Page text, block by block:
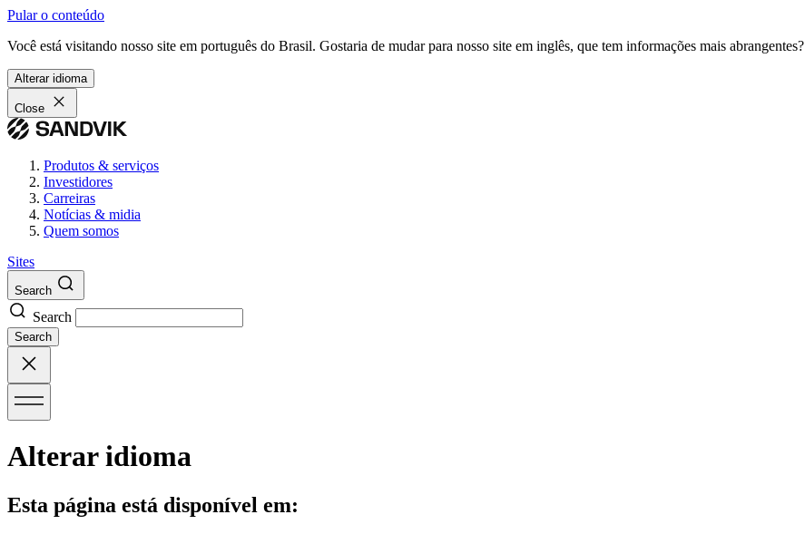
Pular o conteúdo
Você está visitando nosso site em português do Brasil. Gostaria de mudar para nosso site em inglês, que tem informações mais abrangentes?
Alterar idioma
Close
Produtos & serviços
Investidores
Carreiras
Notícias & midia
Quem somos
Sites
Search
Search
Search
Alterar idioma
Esta página está disponível em: